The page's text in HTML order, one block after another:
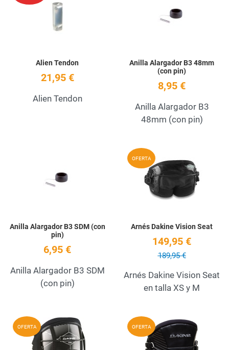
Alien Tendon
21,95 €
Alien Tendon
Anilla Alargador B3 48mm
(con pin)
8,95 €
Anilla Alargador B3
48mm (con pin)
Add to Wishlist
Quick View
Anilla Alargador B3 SDM (con
pin)
6,95 €
Anilla Alargador B3 SDM
(con pin)
OFERTA
Arnés Dakine Vision Seat
149,95 €
189,95 €
Arnés Dakine Vision Seat
en talla XS y M
OFERTA Add to Wishlist
Quick View
OFERTA